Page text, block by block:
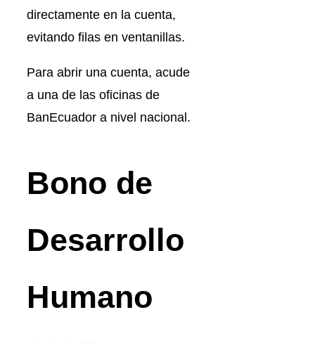
directamente en la cuenta,
evitando filas en ventanillas.
Para abrir una cuenta, acude
a una de las oficinas de
BanEcuador a nivel nacional.
Bono de
Desarrollo
Humano